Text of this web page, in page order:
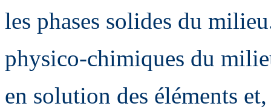
les phases solides du
physico-chimiques du
en solution des éléments